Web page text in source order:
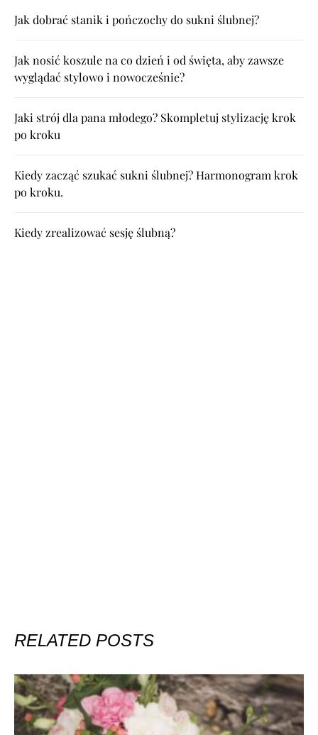
Jak dobrać stanik i pończochy do sukni ślubnej?
Jak nosić koszule na co dzień i od święta, aby zawsze
wyglądać stylowo i nowocześnie?
Jaki strój dla pana młodego? Skompletuj stylizację krok
po kroku
Kiedy zacząć szukać sukni ślubnej? Harmonogram krok
po kroku.
Kiedy zrealizować sesję ślubną?
RELATED POSTS